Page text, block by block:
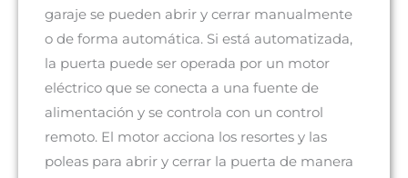
garaje se pueden abrir y cerrar manualmente
o de forma automática. Si está automatizada,
la puerta puede ser operada por un motor
eléctrico que se conecta a una fuente de
alimentación y se controla con un control
remoto. El motor acciona los resortes y las
poleas para abrir y cerrar la puerta de manera